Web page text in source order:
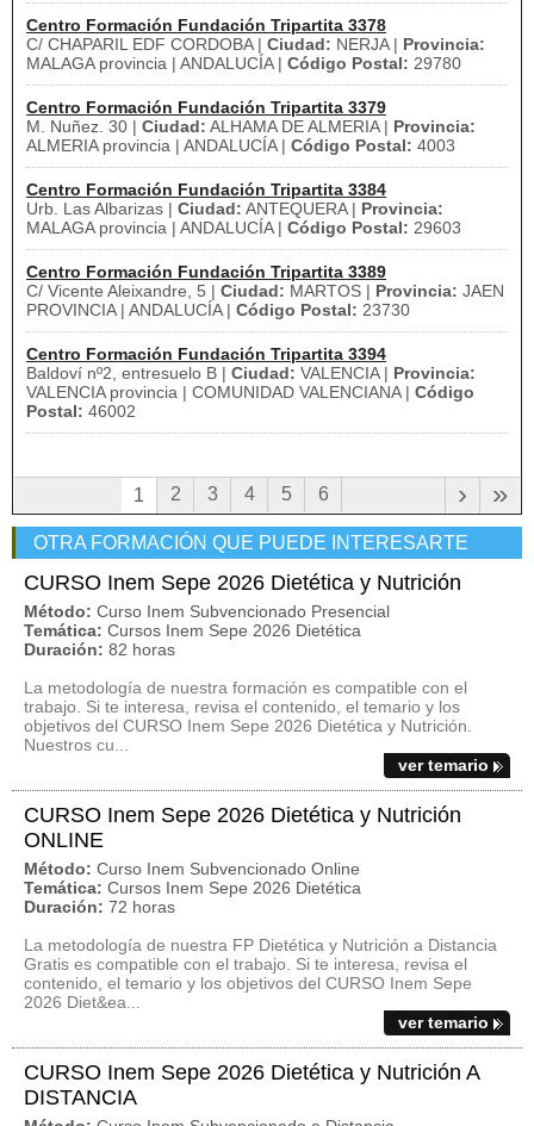
Centro Formación Fundación Tripartita 3378
C/ CHAPARIL EDF CORDOBA | Ciudad: NERJA | Provincia:
MALAGA provincia | ANDALUCÍA | Código Postal: 29780
Centro Formación Fundación Tripartita 3379
M. Nuñez. 30 | Ciudad: ALHAMA DE ALMERIA | Provincia:
ALMERIA provincia | ANDALUCÍA | Código Postal: 4003
Centro Formación Fundación Tripartita 3384
Urb. Las Albarizas | Ciudad: ANTEQUERA | Provincia:
MALAGA provincia | ANDALUCÍA | Código Postal: 29603
Centro Formación Fundación Tripartita 3389
C/ Vicente Aleixandre, 5 | Ciudad: MARTOS | Provincia: JAEN
PROVINCIA | ANDALUCÍA | Código Postal: 23730
Centro Formación Fundación Tripartita 3394
Baldoví nº2, entresuelo B | Ciudad: VALENCIA | Provincia:
VALENCIA provincia | COMUNIDAD VALENCIANA | Código
Postal: 46002
1 2 3 4 5 6 »
›
OTRA FORMACIÓN QUE PUEDE INTERESARTE
CURSO Inem Sepe 2026 Dietética y Nutrición
Método: Curso Inem Subvencionado Presencial
Temática: Cursos Inem Sepe 2026 Dietética
Duración: 82 horas
La metodología de nuestra formación es compatible con el
trabajo. Si te interesa, revisa el contenido, el temario y los
objetivos del CURSO Inem Sepe 2026 Dietética y Nutrición.
Nuestros cu...
ver temario
CURSO Inem Sepe 2026 Dietética y Nutrición
ONLINE
Método: Curso Inem Subvencionado Online
Temática: Cursos Inem Sepe 2026 Dietética
Duración: 72 horas
La metodología de nuestra FP Dietética y Nutrición a Distancia
Gratis es compatible con el trabajo. Si te interesa, revisa el
contenido, el temario y los objetivos del CURSO Inem Sepe
2026 Diet&ea...
ver temario
CURSO Inem Sepe 2026 Dietética y Nutrición A
DISTANCIA